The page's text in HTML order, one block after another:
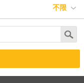
不限
40坪-50坪